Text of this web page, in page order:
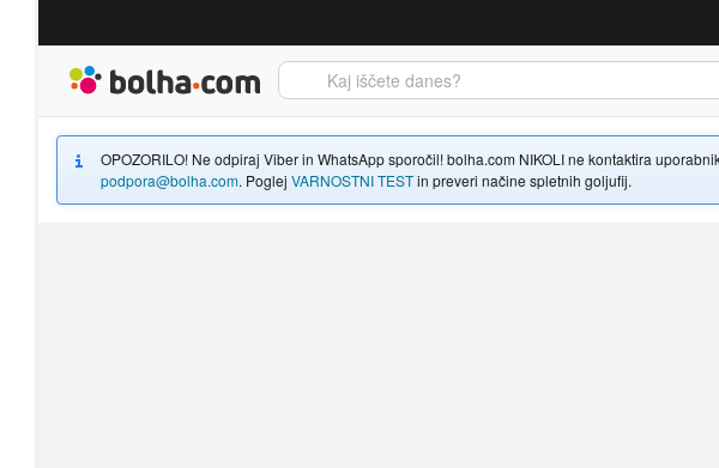
OPOZORILO! Ne odpiraj Viber in WhatsApp sporočil! bolha.com NIKOLI ne kontaktira
podpora@bolha.com. Poglej VARNOSTNI TESTin preveri načine spletnih goljufij.